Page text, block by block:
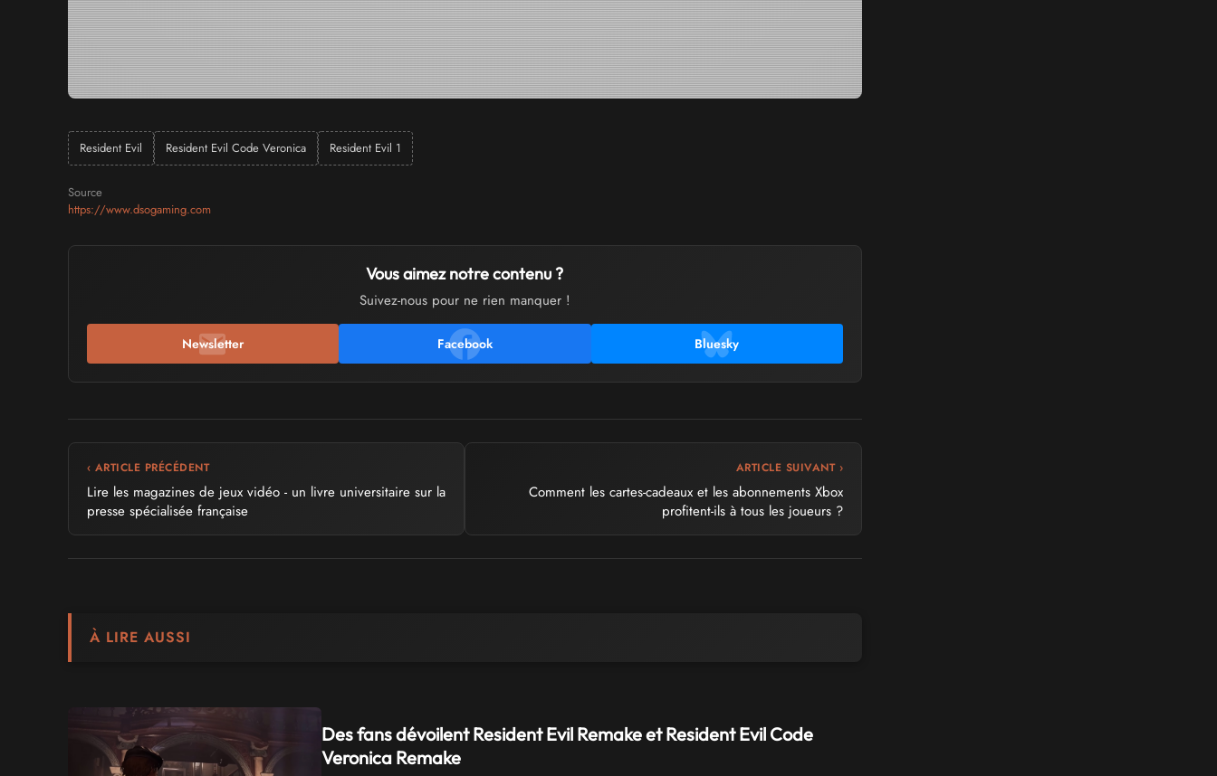
Resident Evil Resident Evil Code Veronica Resident Evil 1
Source
https://www.dsogaming.com
Vous aimez notre contenu ?
Suivez-nous pour ne rien manquer !
Newsletter Facebook Bluesky
‹ ARTICLE PRÉCÉDENT
Lire les magazines de jeux vidéo - un livre universitaire sur la
presse spécialisée française
ARTICLE SUIVANT ›
Comment les cartes-cadeaux et les abonnements Xbox
profitent-ils à tous les joueurs ?
À LIRE AUSSI
Des fans dévoilent Resident Evil Remake et Resident Evil Code
Veronica Remake